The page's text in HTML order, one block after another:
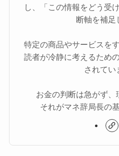
し、「この情報をどう受
断軸を補足
特定の商品やサービスを
読者が冷静に考えるため
されてい
お金の判断は急がず、
それがマネ辞局長の